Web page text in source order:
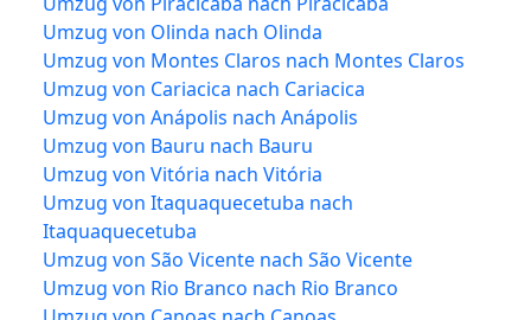
Umzug von Olinda nach Olinda
Umzug von Montes Claros nach Montes Claros
Umzug von Cariacica nach Cariacica
Umzug von Anápolis nach Anápolis
Umzug von Bauru nach Bauru
Umzug von Vitória nach Vitória
Umzug von Itaquaquecetuba nach
Itaquaquecetuba
Umzug von São Vicente nach São Vicente
Umzug von Rio Branco nach Rio Branco